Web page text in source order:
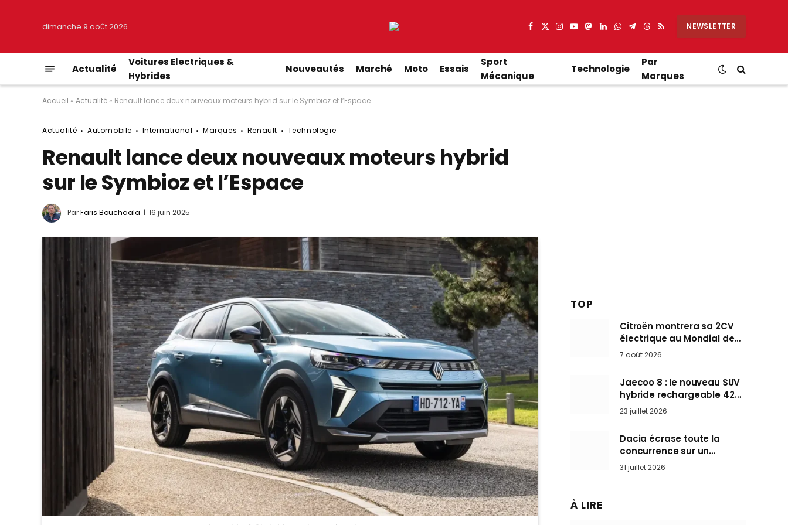
dimanche 9 août 2026 Facebook
X
Instagram
YouTube
Mastodon
LinkedIn
WhatsApp
Partager
Telegram
Threads
RSS NEWSLETTER
Actualité
Voitures Electriques &
Hybrides
Nouveautés Marché Moto Essais
Sport
Mécanique
Technologie
Par
Marques
Accueil » Actualité » Renault lance deux nouveaux moteurs hybrid sur le Symbioz et l’Espace
Actualité Automobile International Marques Renault Technologie
Renault lance deux nouveaux moteurs hybrid
sur le Symbioz et l’Espace
ParFaris Bouchaala 16 juin 2025
TOP
Citroën montrera sa 2CV
électrique au Mondial de
Paris pendant que BMW et
7 août 2026
Jaecoo 8 : le nouveau SUV
hybride rechargeable 428
ch qui vise l’Audi Q7 arrive
en Europe cet automne
23 juillet 2026
Dacia écrase toute la
concurrence sur un
marché où personne ne
l’attendait
31 juillet 2026
À LIRE